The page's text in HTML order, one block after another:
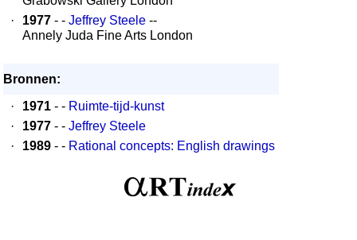
·
1977 - - Jeffrey Steele --
Annely Juda Fine Arts London
Bronnen:
·
1971 - - Ruimte-tijd-kunst
·
1977 - - Jeffrey Steele
·
1989 - - Rational concepts: English drawings